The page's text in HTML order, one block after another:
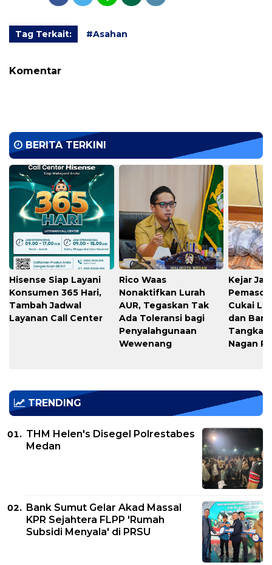
Tag Terkait: #Asahan
Komentar
BERITA TERKINI
Hisense Siap Layani
Konsumen 365 Hari,
Tambah Jadwal
Layanan Call Center
Rico Waas
Nonaktifkan Lurah
AUR, Tegaskan Tak
Ada Toleransi bagi
Penyalahgunaan
Wewenang
Kejar
Cukai
dan
Tangkap
Nagan
TRENDING
THM Helen's Disegel Polrestabes
Medan
Bank Sumut Gelar Akad Massal
KPR Sejahtera FLPP 'Rumah
Subsidi Menyala' di PRSU